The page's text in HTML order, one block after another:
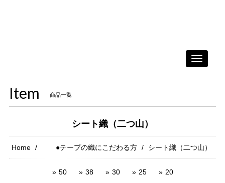
Toggle
Item 商品一覧
シート織（二つ山）
Home ●テープの織にこだわる方 シート織（二つ山）
50 38 30 25 20